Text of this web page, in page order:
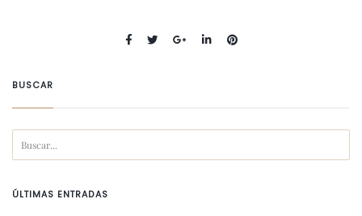
BUSCAR
ÚLTIMAS ENTRADAS